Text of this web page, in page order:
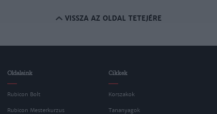
VISSZA AZ OLDAL TETEJÉRE
Oldalaink
Rubicon Bolt
Rubicon Mesterkurzus
Cikkek
Korszakok
Tananyagok